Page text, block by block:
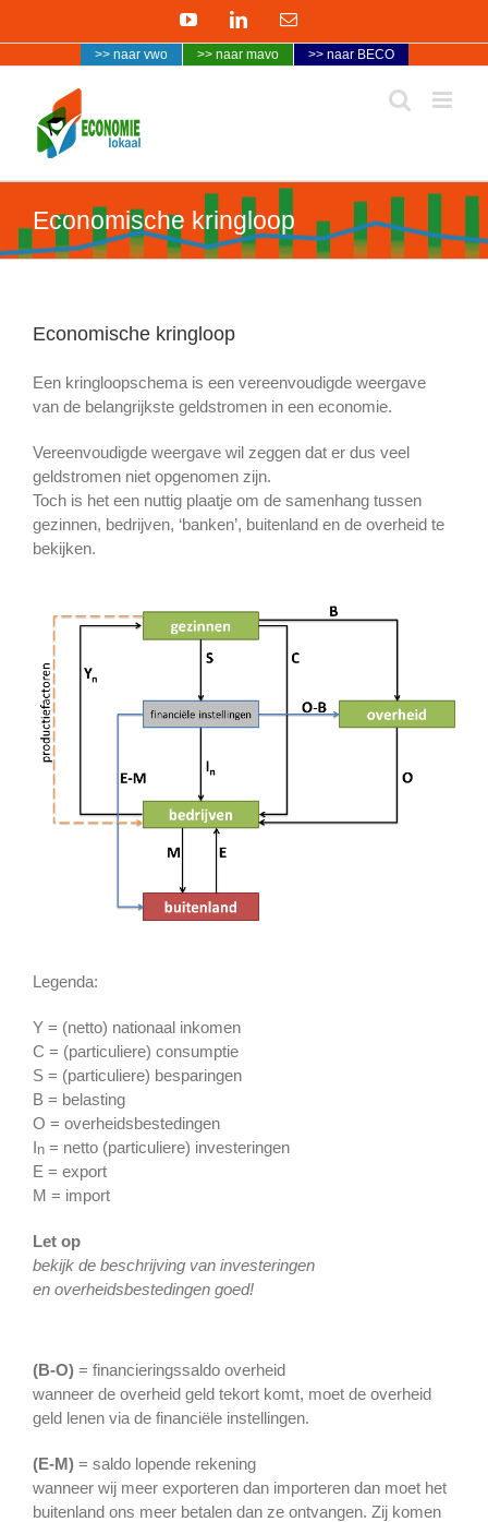
YouTubeLinkedInE-
>> naar vwo >> naar mavo >> naar BECO
Economische kringloop
Economische kringloop
Een kringloopschema is een vereenvoudigde weergave
van de belangrijkste geldstromen in een economie.
Vereenvoudigde weergave wil zeggen dat er dus veel
geldstromen niet opgenomen zijn.
Toch is het een nuttig plaatje om de samenhang tussen
gezinnen, bedrijven, ‘banken’, buitenland en de overheid te
bekijken.
Legenda:
Y = (netto) nationaal inkomen
C = (particuliere) consumptie
S = (particuliere) besparingen
B = belasting
O = overheidsbestedingen
In = netto (particuliere) investeringen
E = export
M = import
Let op
bekijk de beschrijving van investeringen
en overheidsbestedingen goed!
(B-O) = financieringssaldo overheid
wanneer de overheid geld tekort komt, moet de overheid
geld lenen via de financiële instellingen.
(E-M) = saldo lopende rekening
wanneer wij meer exporteren dan importeren dan moet het
buitenland ons meer betalen dan ze ontvangen. Zij komen